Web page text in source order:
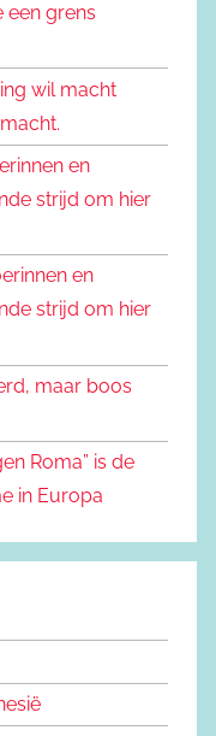
een grens
wil macht
en
strijd om hier
en
strijd om hier
maar boos
Roma” is de
in Europa